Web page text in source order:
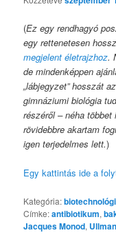
(Ez egy rendhagyó
egy rettenetesen
megjelent életrajzhoz.
de mindenképpen
„lábjegyzet” hosszát
gimnáziumi biológia
részéről – néha többet
rövidebbre akartam
igen terjedelmes lett.)
Egy kattintás ide a
Kategória:
Címke:antibiotikum,
Jacques Monod,